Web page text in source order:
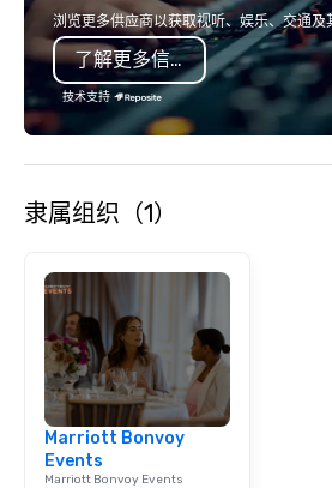
浏览更多供应商以获取视听、娱乐、交通及
了解更多信息
技术支持
隶属组织（1）
Marriott Bonvoy
Events
Marriott Bonvoy Events